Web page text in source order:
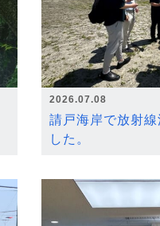
2026.07.08
請戸海岸で放射
した。